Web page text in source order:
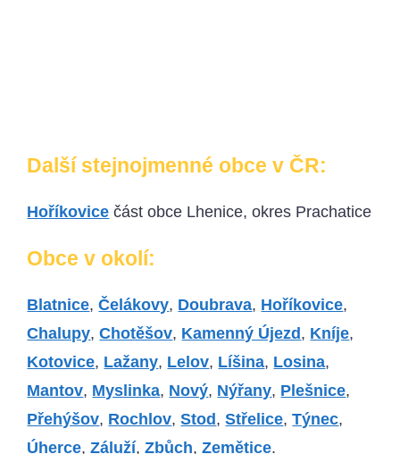
Další stejnojmenné obce v ČR:
Hoříkovice část obce Lhenice, okres Prachatice
Obce v okolí:
Blatnice,Čelákovy, Doubrava, Hoříkovice,
Chalupy,Chotěšov, Kamenný Újezd , Kníje,
Kotovice, Lažany, Lelov, Líšina, Losina,
Mantov, Myslinka, Nový, Nýřany, Plešnice,
Přehýšov, Rochlov,Stod ,Střelice,Týnec,
Úherce,Záluží,Zbůch,Zemětice.